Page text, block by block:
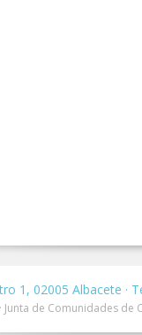
1, 02005 Albacete ·
de Comunidades de